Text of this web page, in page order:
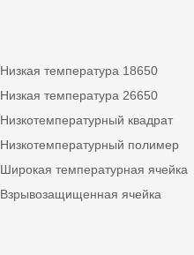
Низкая температура 18650
Низкая температура 26650
Низкотемпературный квадрат
Низкотемпературный полимер
Широкая температурная ячейка
Взрывозащищенная ячейка